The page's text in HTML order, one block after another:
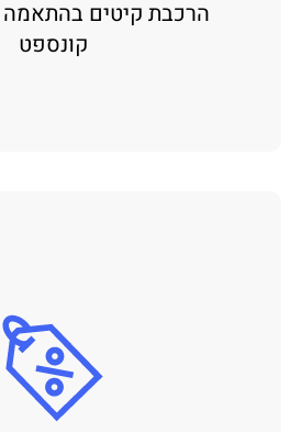
הרכבת קיטים בהתאמה
קונספט